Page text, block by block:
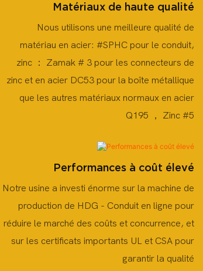
Matériaux de haute qualité
Nous utilisons une meilleure qualité de
matériau en acier: #SPHC pour le conduit,
zinc ： Zamak # 3 pour les connecteurs de
zinc et en acier DC53 pour la boîte métallique
que les autres matériaux normaux en acier
Q195 ， Zinc #5
Performances à coût élevé
Notre usine a investi énorme sur la machine de
production de HDG - Conduit en ligne pour
réduire le marché des coûts et concurrence, et
sur les certificats importants UL et CSA pour
garantir la qualité